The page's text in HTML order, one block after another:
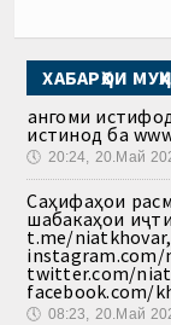
ХАБАРҲОИ
Ҳангоми
истинод ба
🕔 20:24, 20.Май
Саҳифаҳои
шабакаҳои
t.me/
instagram.com/
twitter.com/
facebook.com/
🕔 08:23, 20.Май